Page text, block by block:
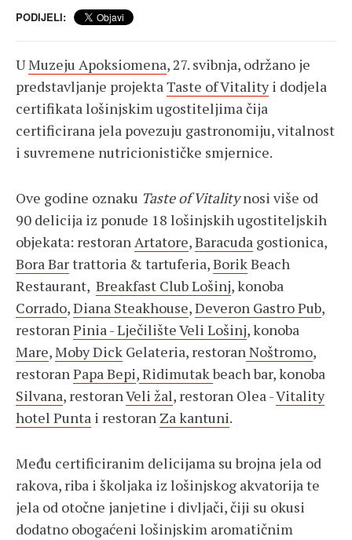
PODIJELI:
UMuzeju Apoksiomena, 27. svibnja, održano je
predstavljanje projektaTaste of Vitalityi dodjela
certifikata lošinjskim ugostiteljima čija
certificirana jela povezuju gastronomiju, vitalnost
i suvremene nutricionističke smjernice.
Ove godine oznaku Taste of Vitalitynosi više od
90 delicija iz ponude 18 lošinjskih ugostiteljskih
objekata: restoranArtatore,Baracuda gostionica,
Bora Bartrattoria & tartuferia,BorikBeach
Restaurant, Breakfast Club Lošinj, konoba
Corrado,Diana Steakhouse,Deveron Gastro Pub,
restoranPinia - Lječilište Veli Lošinj, konoba
Mare,Moby Dick Gelateria, restoranNoštromo,
restoranPapa Bepi,Ridimutakbeach bar, konoba
Silvana, restoranVeli žal, restoran Olea -Vitality
hotel Punta i restoran Za kantuni.
Među certificiranim delicijama su brojna jela od
rakova, riba i školjaka iz lošinjskog akvatorija te
jela od otočne janjetine i divljači, čiji su okusi
dodatno obogaćeni lošinjskim aromatičnim